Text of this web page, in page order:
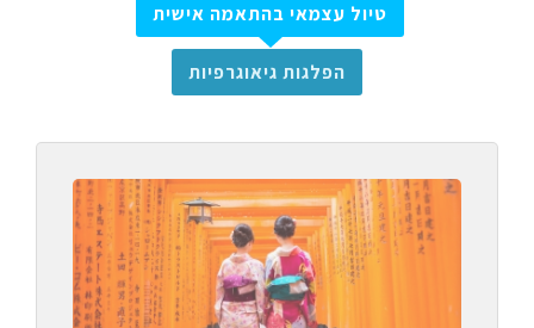
טיול עצמאי בהתאמה אישית
הפלגות גיאוגרפיות